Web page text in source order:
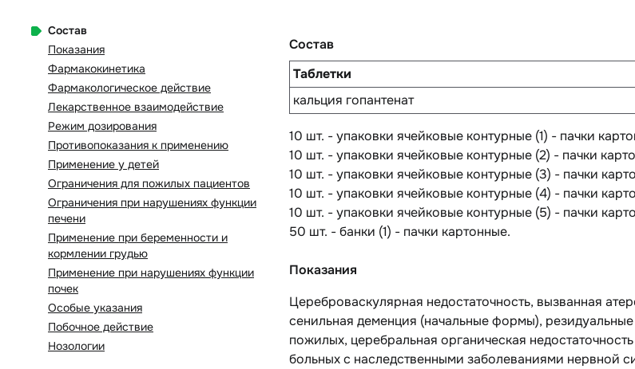
Состав
Показания
Фармакокинетика
Фармакологическое действие
Лекарственное взаимодействие
Режим дозирования
Противопоказания к применению
Применение у детей
Ограничения для пожилых пациентов
Ограничения при нарушениях функции
печени
Применение при беременности и
кормлении грудью
Применение при нарушениях функции
почек
Особые указания
Побочное действие
Нозологии
Состав
Таблетки
кальция гопантенат
10 шт. - упаковки ячейковые контурные (1) - пачки
10 шт. - упаковки ячейковые контурные (2) - пачки
10 шт. - упаковки ячейковые контурные (3) - пачки
10 шт. - упаковки ячейковые контурные (4) - пачки
10 шт. - упаковки ячейковые контурные (5) - пачки
50 шт. - банки (1) - пачки картонные.
Показания
Цереброваскулярная недостаточность, вызванная
сенильная деменция (начальные формы),
пожилых, церебральная органическая
больных с наследственными заболеваниями нервной